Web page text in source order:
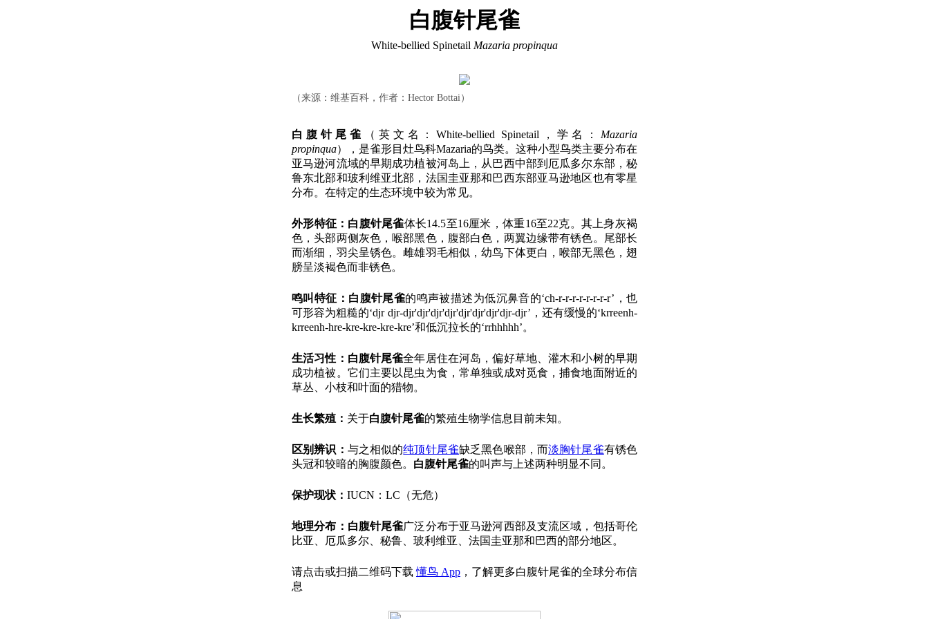
白腹针尾雀
White-bellied Spinetail Mazaria propinqua
（来源：维基百科，作者：Hector Bottai）
白腹针尾雀 （英文名：White-bellied Spinetail，学名： Mazaria
propinqua），是雀形目灶鸟科Mazaria的鸟类。这种小型鸟类主要分布在
亚马逊河流域的早期成功植被河岛上，从巴西中部到厄瓜多尔东部，秘
鲁东北部和玻利维亚北部，法国圭亚那和巴西东部亚马逊地区也有零星
分布。在特定的生态环境中较为常见。
外形特征： 白腹针尾雀体长14.5至16厘米，体重16至22克。其上身灰褐
色，头部两侧灰色，喉部黑色，腹部白色，两翼边缘带有锈色。尾部长
而渐细，羽尖呈锈色。雌雄羽毛相似，幼鸟下体更白，喉部无黑色，翅
膀呈淡褐色而非锈色。
鸣叫特征： 白腹针尾雀的鸣声被描述为低沉鼻音的‘ch-r-r-r-r-r-r-r-r’，也
可形容为粗糙的‘djr djr-djr'djr'djr'djr'djr'djr'djr'djr-djr’，还有缓慢的‘krreenh-
krreenh-hre-kre-kre-kre-kre’和低沉拉长的‘rrhhhhh’。
生活习性： 白腹针尾雀全年居住在河岛，偏好草地、灌木和小树的早期
成功植被。它们主要以昆虫为食，常单独或成对觅食，捕食地面附近的
草丛、小枝和叶面的猎物。
生长繁殖： 关于白腹针尾雀的繁殖生物学信息目前未知。
区别辨识： 与之相似的纯顶针尾雀缺乏黑色喉部，而淡胸针尾雀有锈色
头冠和较暗的胸腹颜色。 白腹针尾雀的叫声与上述两种明显不同。
保护现状： IUCN：LC（无危）
地理分布： 白腹针尾雀广泛分布于亚马逊河西部及支流区域，包括哥伦
比亚、厄瓜多尔、秘鲁、玻利维亚、法国圭亚那和巴西的部分地区。
请点击或扫描二维码下载懂鸟 App ，了解更多白腹针尾雀的全球分布信
息